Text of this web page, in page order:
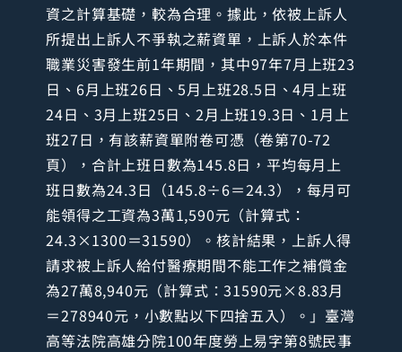
資之計算基礎，較為合理。據此，依被上訴人
所提出上訴人不爭執之薪資單，上訴人於本件
職業災害發生前1年期間，其中97年7月上班23
日、6月上班26日、5月上班28.5日、4月上班
24日、3月上班25日、2月上班19.3日、1月上
班27日，有該薪資單附卷可憑（卷第70-72
頁），合計上班日數為145.8日，平均每月上
班日數為24.3日（145.8÷6＝24.3），每月可
能領得之工資為3萬1,590元（計算式：
24.3×1300＝31590）。核計結果，上訴人得
請求被上訴人給付醫療期間不能工作之補償金
為27萬8,940元（計算式：31590元×8.83月
＝278940元，小數點以下四捨五入）。」臺灣
高等法院高雄分院100年度勞上易字第8號民事